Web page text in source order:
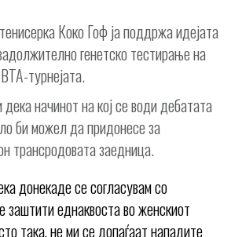
Коко Гоф ја поддржа идејата
генетско тестирање на
турнејата.
начинот на кој се води дебатата
би можел да придонесе за
трансродовата заедница.
донекаде се согласувам со
заштити еднаквоста во женскиот
така, не ми се допаѓаат нападите